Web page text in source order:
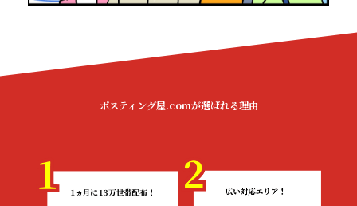
ポスティング屋.comが選ばれる理由